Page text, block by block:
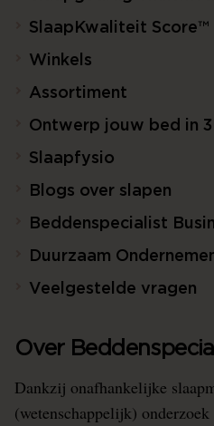
SlaapKwaliteit Score™
Winkels
Assortiment
Ontwerp jouw bed in
Slaapfysio
Blogs over slapen
Beddenspecialist
Duurzaam
Veelgestelde vragen
Over
Dankzij onafhankelijke
(wetenschappelijk)